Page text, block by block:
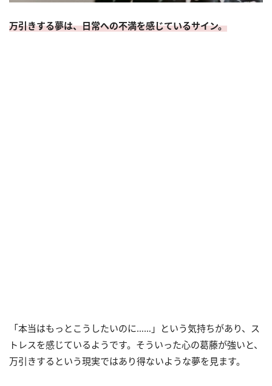
万引きする夢は、日常への不満を感じているサイン。
「本当はもっとこうしたいのに……」という気持ちがあり、ス
トレスを感じているようです。そういった心の葛藤が強いと、
万引きするという現実ではあり得ないような夢を見ます。